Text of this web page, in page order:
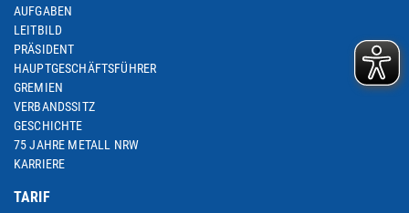
AUFGABEN
LEITBILD
PRÄSIDENT
HAUPTGESCHÄFTSFÜHRER
GREMIEN
VERBANDSSITZ
GESCHICHTE
75 JAHRE METALL NRW
KARRIERE
TARIF